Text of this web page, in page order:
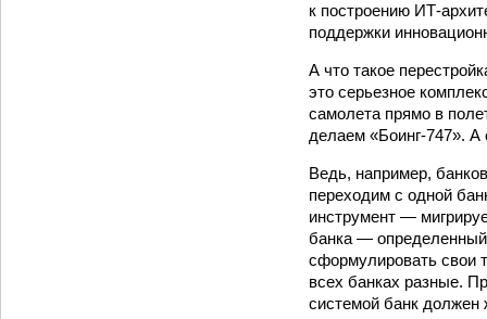
к построению ИТ-
поддержки
А что такое
это серьезное
самолета прямо в
делаем «Боинг-747». А
Ведь, например,
переходим с одной
инструмент —
банка — определенный
сформулировать свои
всех банках разные.
системой банк должен